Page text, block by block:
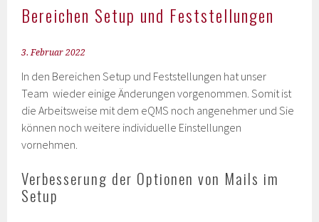
Bereichen Setup und Feststellungen
3. Februar 2022
In den Bereichen Setup und Feststellungen hat unser
Team wieder einige Änderungen vorgenommen. Somit ist
die Arbeitsweise mit dem eQMS noch angenehmer und Sie
können noch weitere individuelle Einstellungen
vornehmen.
Verbesserung der Optionen von Mails im
Setup